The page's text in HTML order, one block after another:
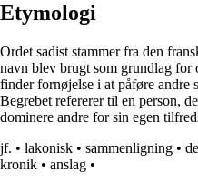
Etymologi
Ordet sadist stammer fra den
navn blev brugt som grundlag for
finder fornøjelse i at påføre andre
Begrebet refererer til en person,
dominere andre for sin egen
jf. • lakonisk • sammenligning •
kronik • anslag •